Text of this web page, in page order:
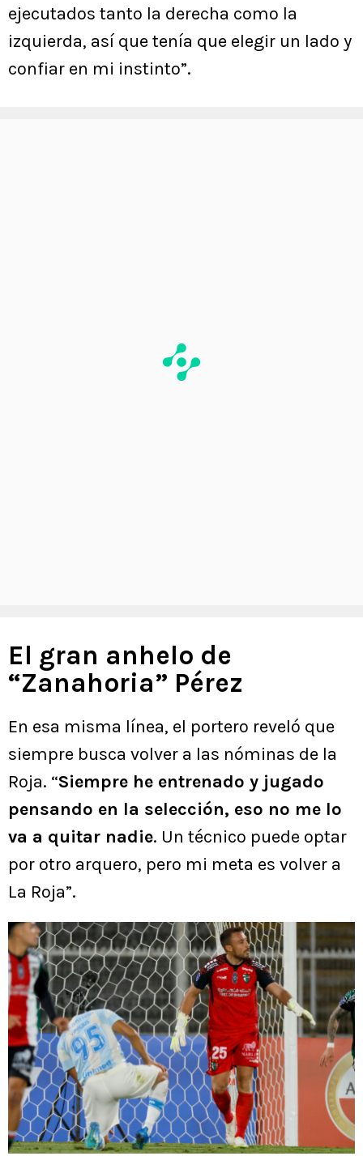
ejecutados tanto la derecha como la
izquierda, así que tenía que elegir un lado y
confiar en mi instinto”.
El gran anhelo de
“Zanahoria” Pérez
En esa misma línea, el portero reveló que
siempre busca volver a las nóminas de la
Roja. “Siempre he entrenado y jugado
pensando en la selección, eso no me lo
va a quitar nadie. Un técnico puede optar
por otro arquero, pero mi meta es volver a
La Roja”.